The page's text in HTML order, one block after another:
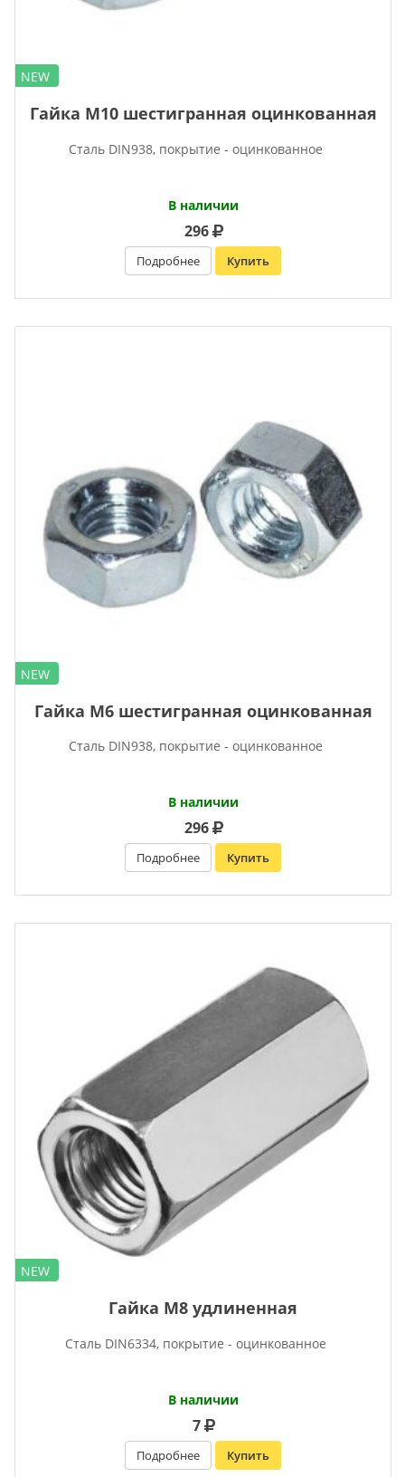
NEW
Гайка М10 шестигранная оцинкованная
Сталь DIN938, покрытие - оцинкованное
В наличии
296
Подробнее Купить
NEW
Гайка М6 шестигранная оцинкованная
Сталь DIN938, покрытие - оцинкованное
В наличии
296
Подробнее Купить
NEW
Гайка М8 удлиненная
Сталь DIN6334, покрытие - оцинкованное
В наличии
7
Подробнее Купить